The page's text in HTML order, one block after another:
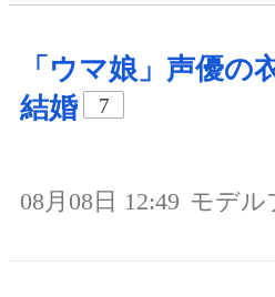
「ウマ娘」声優の
結婚
7
08月08日 12:49 モデル